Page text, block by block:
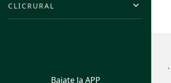
CLICRURAL
Bajate la APP